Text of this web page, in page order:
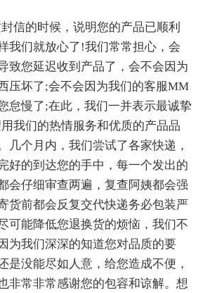
信的时候，说明您的产品已顺利
我们就放心了!我们常常担心，会
致您延迟收到产品了，会不会因为
压坏了;会不会因为我们的客服MM
怠慢了;在此，我们一并表示最诚挚
我们的热情服务和优质的产品品
几个月内，我们尝试了各家快递，
好的到达您的手中，每一个发出的
会仔细审查两遍，复查阿姨都会强
货前都会反复交代快递务必包装严
可能降低您退换货的烦恼，我们不
为我们深深的知道您对品质的要
是没能尽如人意，给您造成不便，
非常非常感谢您的包容和谅解。想